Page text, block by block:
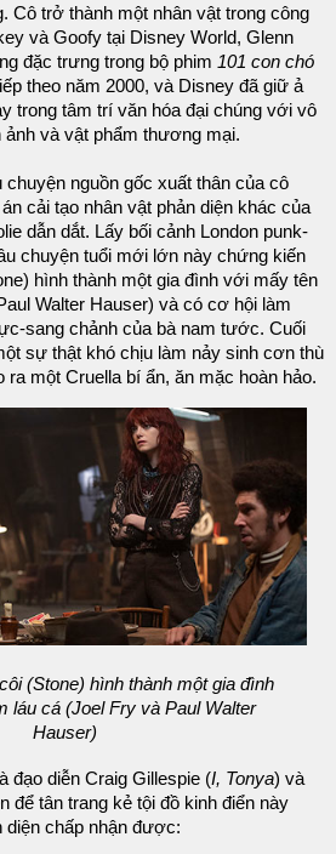
Cô trở thành một nhân vật trong công
và Goofy tại Disney World, Glenn
đặc trưng trong bộ phim 101 con chó
theo năm 2000, và Disney đã giữ ả
trong tâm trí văn hóa đại chúng với vô
ảnh và vật phẩm thương mại.
chuyện nguồn gốc xuất thân của cô
cải tạo nhân vật phản diện khác của
dẫn dắt. Lấy bối cảnh London punk-
chuyện tuổi mới lớn này chứng kiến
hình thành một gia đình với mấy tên
Walter Hauser) và có cơ hội làm
sang chảnh của bà nam tước. Cuối
sự thật khó chịu làm nảy sinh cơn thù
ra một Cruella bí ẩn, ăn mặc hoàn hảo.
(Stone) hình thành một gia đình
láu cá (Joel Fry và Paul Walter
Hauser)
đạo diễn Craig Gillespie (I, Tonya) và
để tân trang kẻ tội đồ kinh điển này
diện chấp nhận được: